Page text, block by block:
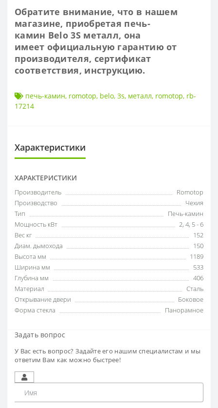
Обратите внимание, что в нашем
магазине, приобретая печь-
камин Belo 3S металл, она
имеет официальную гарантию от
производителя, сертификат
соответствия, инструкцию.
печь-камин, romotop, belo, 3s, металл, romotop, rb-
17214
Характеристики
ХАРАКТЕРИСТИКИ
Производитель
Romotop
Производство
Чехия
Тип
Печь-камин
Мощность кВт
2, 4, 5 - 6
Вес кг
152
Диам. дымохода
150
Высота мм
1189
Ширина мм
533
Глубина мм
406
Материал
Сталь
Открывание двери
Боковое
Форма стекла
Панорамное
Задать вопрос
У Вас есть вопрос? Задайте его нашим специалистам и мы
ответим Вам как можно быстрее!